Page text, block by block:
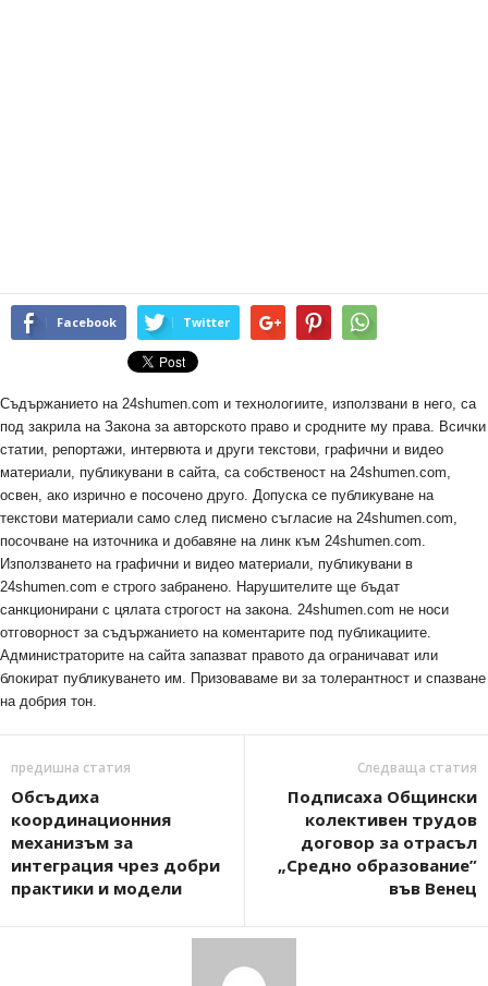
Facebook Twitter
Съдържанието на 24shumen.com и технологиите, използвани в него, са
под закрила на Закона за авторското право и сродните му права. Всички
статии, репортажи, интервюта и други текстови, графични и видео
материали, публикувани в сайта, са собственост на 24shumen.com,
освен, ако изрично е посочено друго. Допуска се публикуване на
текстови материали само след писмено съгласие на 24shumen.com,
посочване на източника и добавяне на линк към 24shumen.com.
Използването на графични и видео материали, публикувани в
24shumen.com е строго забранено. Нарушителите ще бъдат
санкционирани с цялата строгост на закона. 24shumen.com не носи
отговорност за съдържанието на коментарите под публикациите.
Администраторите на сайта запазват правото да ограничават или
блокират публикуването им. Призоваваме ви за толерантност и спазване
на добрия тон.
предишна статия
Обсъдиха
координационния
механизъм за
интеграция чрез добри
практики и модели
Следваща статия
Подписаха Общински
колективен трудов
договор за отрасъл
„Средно образование”
във Венец